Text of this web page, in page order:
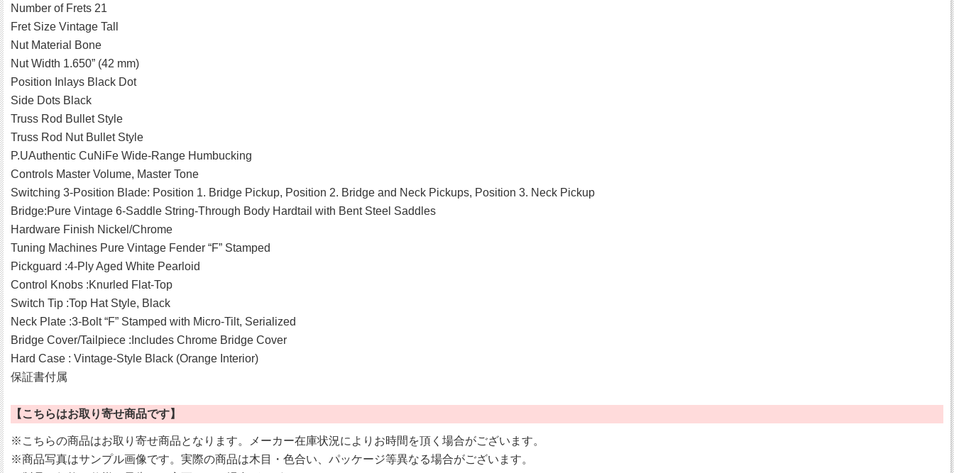
Number of Frets 21
Fret Size Vintage Tall
Nut Material Bone
Nut Width 1.650” (42 mm)
Position Inlays Black Dot
Side Dots Black
Truss Rod Bullet Style
Truss Rod Nut Bullet Style
P.UAuthentic CuNiFe Wide-Range Humbucking
Controls Master Volume, Master Tone
Switching 3-Position Blade: Position 1. Bridge Pickup, Position 2. Bridge and Neck Pickups, Position 3. Neck Pickup
Bridge:Pure Vintage 6-Saddle String-Through Body Hardtail with Bent Steel Saddles
Hardware Finish Nickel/Chrome
Tuning Machines Pure Vintage Fender “F” Stamped
Pickguard :4-Ply Aged White Pearloid
Control Knobs :Knurled Flat-Top
Switch Tip :Top Hat Style, Black
Neck Plate :3-Bolt “F” Stamped with Micro-Tilt, Serialized
Bridge Cover/Tailpiece :Includes Chrome Bridge Cover
Hard Case : Vintage-Style Black (Orange Interior)
保証書付属
【こちらはお取り寄せ商品です】
※こちらの商品はお取り寄せ商品となります。メーカー在庫状況によりお時間を頂く場合がございます。
※商品写真はサンプル画像です。実際の商品は木目・色合い、パッケージ等異なる場合がございます。